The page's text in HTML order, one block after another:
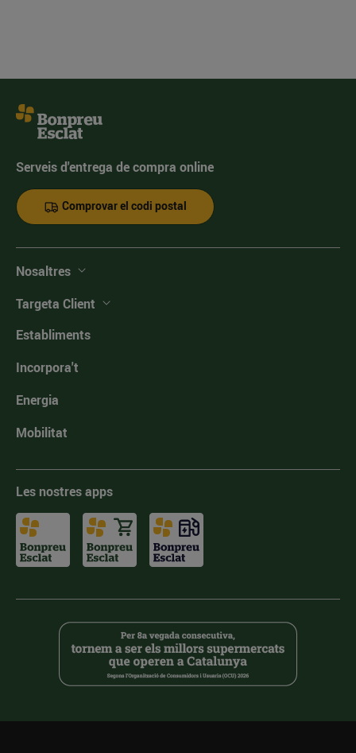
Serveis d'entrega de compra online
Comprovar el codi postal
Nosaltres
Targeta Client
Establiments
Incorpora't
Energia
Mobilitat
Les nostres apps